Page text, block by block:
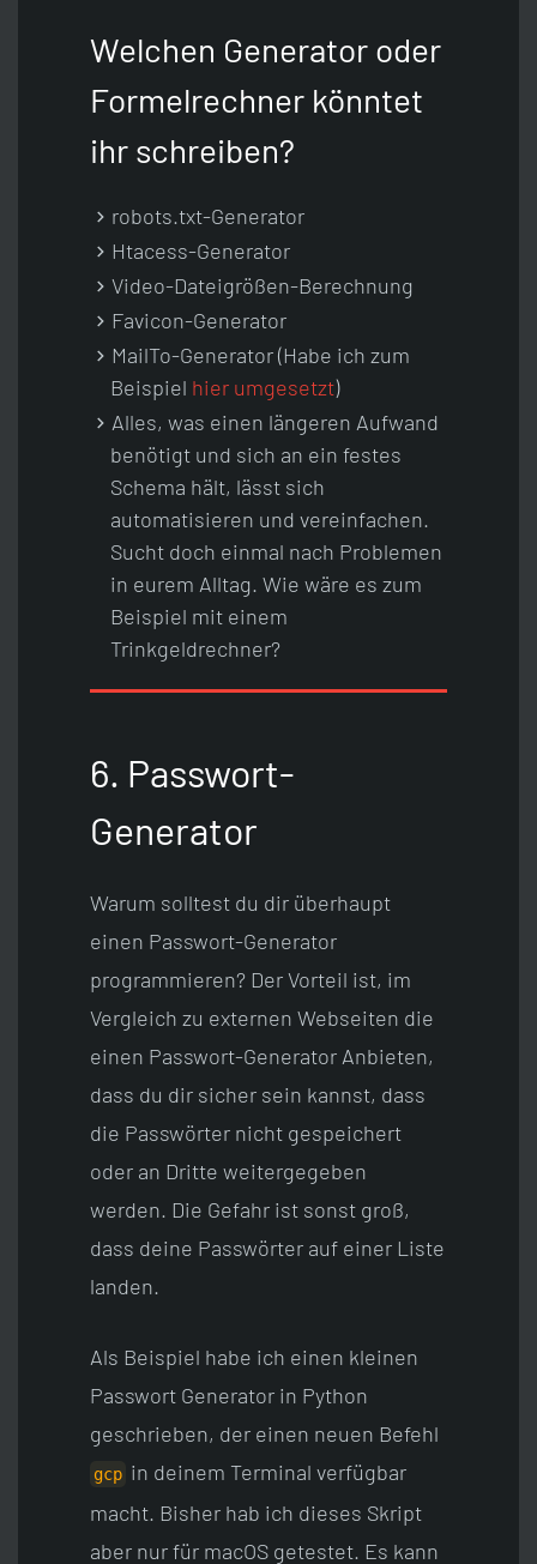
Welchen Generator oder
Formelrechner könntet
ihr schreiben?
robots.txt-Generator
Htacess-Generator
Video-Dateigrößen-Berechnung
Favicon-Generator
MailTo-Generator (Habe ich zum
Beispiel hier umgesetzt)
Alles, was einen längeren Aufwand
benötigt und sich an ein festes
Schema hält, lässt sich
automatisieren und vereinfachen.
Sucht doch einmal nach Problemen
in eurem Alltag. Wie wäre es zum
Beispiel mit einem
Trinkgeldrechner?
6. Passwort-
Generator
Warum solltest du dir überhaupt
einen Passwort-Generator
programmieren? Der Vorteil ist, im
Vergleich zu externen Webseiten die
einen Passwort-Generator Anbieten,
dass du dir sicher sein kannst, dass
die Passwörter nicht gespeichert
oder an Dritte weitergegeben
werden. Die Gefahr ist sonst groß,
dass deine Passwörter auf einer Liste
landen.
Als Beispiel habe ich einen kleinen
Passwort Generator in Python
geschrieben, der einen neuen Befehl
gcp in deinem Terminal verfügbar
macht. Bisher hab ich dieses Skript
aber nur für macOS getestet. Es kann